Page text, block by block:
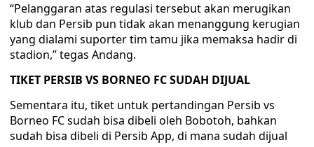
“Pelanggaran atas regulasi tersebut akan merugikan
klub dan Persib pun tidak akan menanggung kerugian
yang dialami suporter tim tamu jika memaksa hadir di
stadion,” tegas Andang.
TIKET PERSIB VS BORNEO FC SUDAH DIJUAL
Sementara itu, tiket untuk pertandingan Persib vs
Borneo FC sudah bisa dibeli oleh Bobotoh, bahkan
sudah bisa dibeli di Persib App, di mana sudah dijual